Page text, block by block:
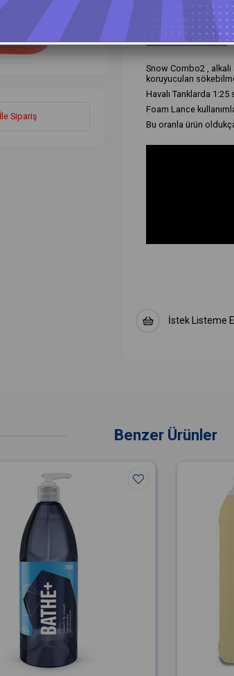
Sipariş
Ürün Özellikleri
Snow Combo2 , alkali
koruyucuları
Havalı Tanklarda
Foam Lance
Bu oranla ürün
İstek Listeme
Benzer Ürünler